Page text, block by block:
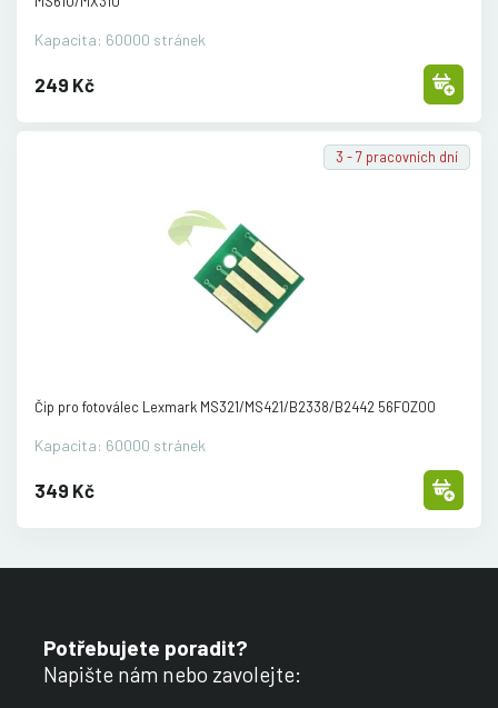
Kapacita: 60000 stránek
249 Kč
3 - 7 pracovních dní
Čip pro fotoválec Lexmark MS321/MS421/B2338/B2442 56F0Z00
Kapacita: 60000 stránek
349 Kč
Potřebujete poradit?
Napište nám nebo zavolejte: